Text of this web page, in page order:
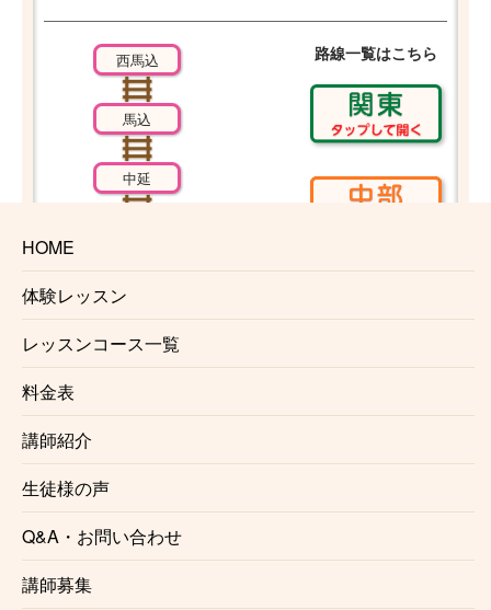
HOME
体験レッスン
レッスンコース一覧
料金表
講師紹介
生徒様の声
Q&A・お問い合わせ
講師募集
西馬込
馬込
中延
五反田
三田
路線一覧はこちら